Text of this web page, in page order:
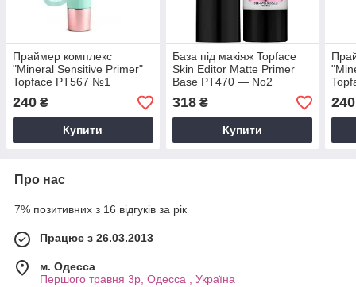
Праймер комплекс
"Mineral Sensitive Primer"
Topface PT567 №1
(Smooth Protect)
240 ₴
Купити
База під макіяж Topface
Skin Editor Matte Primer
Base PT470 — No2
(Transparent Pore
Minimizer)
318₴
Купити
240
Про нас
7% позитивних з 16 відгуків за рік
Працює з 26.03.2013
м. Одесса
Першого травня 3р, Одесса , Україна